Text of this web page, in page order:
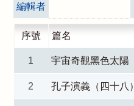
編輯者
序號 篇名
1 宇宙奇觀黑色太陽
2 孔子演義（四十八）